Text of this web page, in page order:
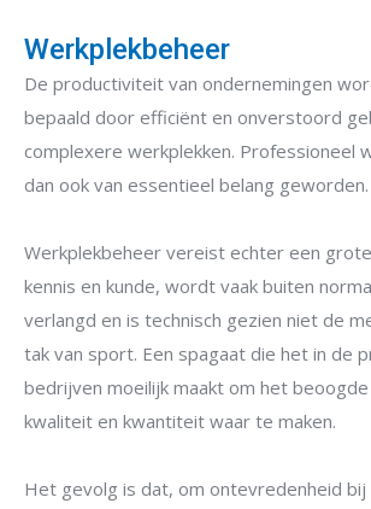
Werkplekbeheer
De productiviteit van ondernemingen
bepaald door efficiënt en onverstoord
complexere werkplekken. Professioneel
dan ook van essentieel belang geworden.
Werkplekbeheer vereist echter een
kennis en kunde, wordt vaak buiten
verlangd en is technisch gezien niet de
tak van sport. Een spagaat die het in de
bedrijven moeilijk maakt om het beoogde
kwaliteit en kwantiteit waar te maken.
Het gevolg is dat, om ontevredenheid